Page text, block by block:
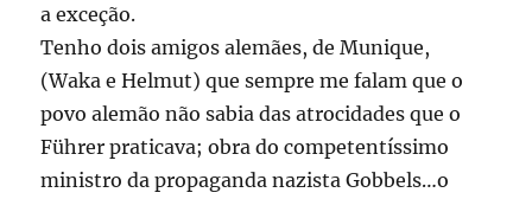
a exceção.
Tenho dois amigos alemães, de Munique,
(Waka e Helmut) que sempre me falam que o
povo alemão não sabia das atrocidades que o
Führer praticava; obra do competentíssimo
ministro da propaganda nazista Gobbels…o